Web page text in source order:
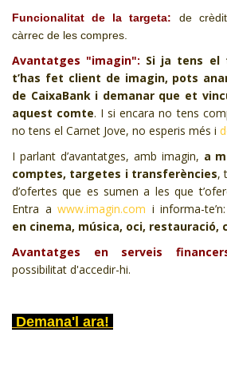
Funcionalitat de la targeta: de
càrrec de les compres.
Avantatges "imagin": Si ja tens el
t’has fet client de imagin, pots
de CaixaBank i demanar que et
aquest comte. I si encara no tens
no tens el Carnet Jove, no esperis més i
I parlant d’avantatges, amb imagin, a
comptes, targetes i transferències,
d’ofertes que es sumen a les que
Entra a www.imagin.com i informa-
en cinema, música, oci, restauració,
Avantatges en serveis
possibilitat d'accedir-hi.
Demana'l ara!